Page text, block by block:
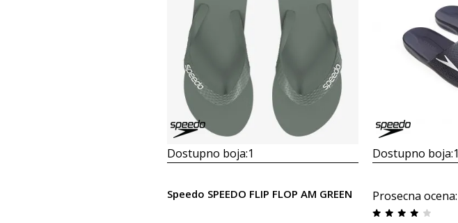
Dostupno boja:1
Speedo SPEEDO FLIP FLOP AM GREEN
Dostupno boja:1
Prosecna ocena: